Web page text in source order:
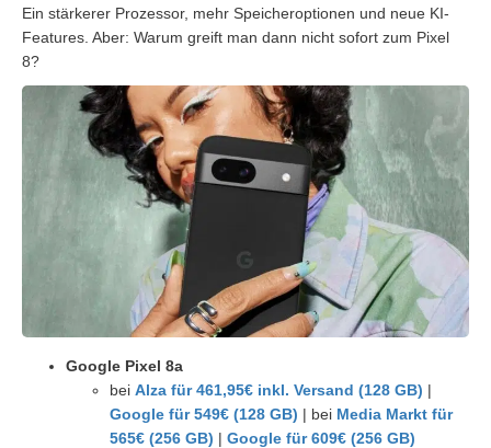
Ein stärkerer Prozessor, mehr Speicheroptionen und neue KI-
Features. Aber: Warum greift man dann nicht sofort zum Pixel
8?
Google Pixel 8a
bei Alza für 461,95€ inkl. Versand (128 GB) |
Google für 549€ (128 GB) | bei Media Markt für
565€ (256 GB) | Google für 609€ (256 GB)